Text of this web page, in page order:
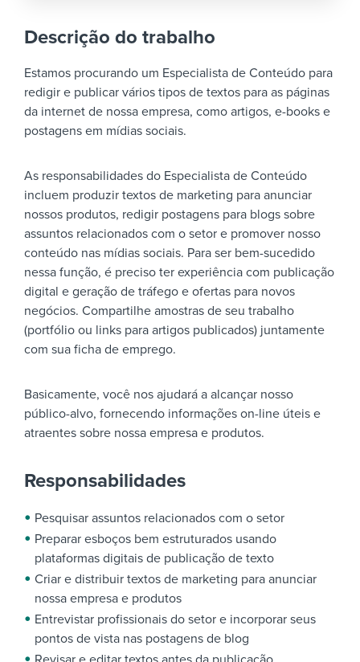
Descrição do trabalho
Estamos procurando um Especialista de Conteúdo para
redigir e publicar vários tipos de textos para as páginas
da internet de nossa empresa, como artigos, e-books e
postagens em mídias sociais.
As responsabilidades do Especialista de Conteúdo
incluem produzir textos de marketing para anunciar
nossos produtos, redigir postagens para blogs sobre
assuntos relacionados com o setor e promover nosso
conteúdo nas mídias sociais. Para ser bem-sucedido
nessa função, é preciso ter experiência com publicação
digital e geração de tráfego e ofertas para novos
negócios. Compartilhe amostras de seu trabalho
(portfólio ou links para artigos publicados) juntamente
com sua ficha de emprego.
Basicamente, você nos ajudará a alcançar nosso
público-alvo, fornecendo informações on-line úteis e
atraentes sobre nossa empresa e produtos.
Responsabilidades
Pesquisar assuntos relacionados com o setor
Preparar esboços bem estruturados usando
plataformas digitais de publicação de texto
Criar e distribuir textos de marketing para anunciar
nossa empresa e produtos
Entrevistar profissionais do setor e incorporar seus
pontos de vista nas postagens de blog